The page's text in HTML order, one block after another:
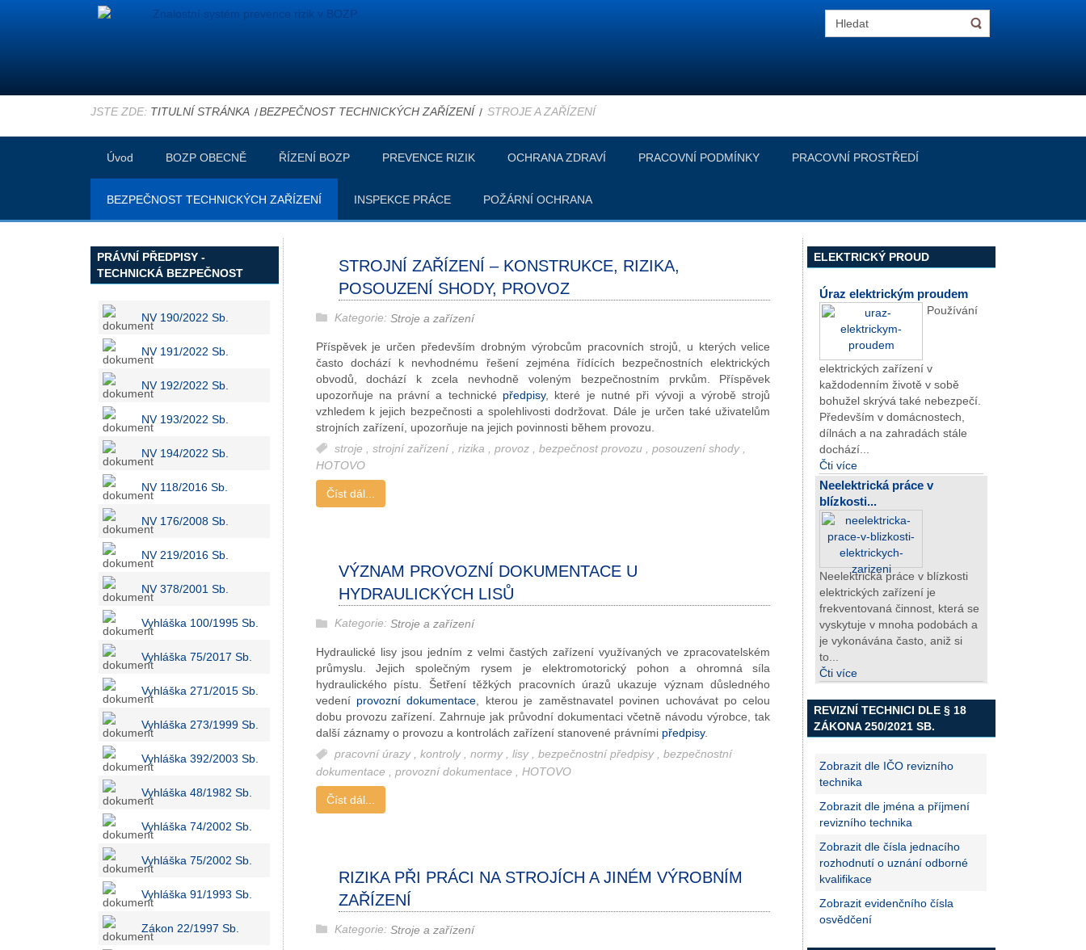
JSTE ZDE: TITULNÍ STRÁNKA BEZPEČNOST TECHNICKÝCH ZAŘÍZENÍ STROJE A ZAŘÍZENÍ
Úvod BOZP OBECNĚ ŘÍZENÍ BOZP PREVENCE RIZIK OCHRANA ZDRAVÍ PRACOVNÍ PODMÍNKY PRACOVNÍ PROSTŘEDÍ
BEZPEČNOST TECHNICKÝCH ZAŘÍZENÍ INSPEKCE PRÁCE POŽÁRNÍ OCHRANA
PRÁVNÍ PŘEDPISY -
TECHNICKÁ BEZPEČNOST
NV 190/2022 Sb.
NV 191/2022 Sb.
NV 192/2022 Sb.
NV 193/2022 Sb.
NV 194/2022 Sb.
NV 118/2016 Sb.
NV 176/2008 Sb.
NV 219/2016 Sb.
NV 378/2001 Sb.
Vyhláška 100/1995 Sb.
Vyhláška 75/2017 Sb.
Vyhláška 271/2015 Sb.
Vyhláška 273/1999 Sb.
Vyhláška 392/2003 Sb.
Vyhláška 48/1982 Sb.
Vyhláška 74/2002 Sb.
Vyhláška 75/2002 Sb.
Vyhláška 91/1993 Sb.
Zákon 22/1997 Sb.
STROJNÍ ZAŘÍZENÍ – KONSTRUKCE, RIZIKA,
POSOUZENÍ SHODY, PROVOZ
Kategorie: Stroje a zařízení
Příspěvek je určen především drobným výrobcům pracovních strojů, u kterých velice
často dochází k nevhodnému řešení zejména řídících bezpečnostních elektrických
obvodů, dochází k zcela nevhodně voleným bezpečnostním prvkům. Příspěvek
upozorňuje na právní a technické předpisy, které je nutné při vývoji a výrobě strojů
vzhledem k jejich bezpečnosti a spolehlivosti dodržovat. Dále je určen také uživatelům
strojních zařízení, upozorňuje na jejich povinnosti během provozu.
stroje
strojní zařízení rizika provoz bezpečnost provozu posouzení shody
HOTOVO
Číst dál...
VÝZNAM PROVOZNÍ DOKUMENTACE U
HYDRAULICKÝCH LISŮ
Kategorie: Stroje a zařízení
Hydraulické lisy jsou jedním z velmi častých zařízení využívaných ve zpracovatelském
průmyslu. Jejich společným rysem je elektromotorický pohon a ohromná síla
hydraulického pístu. Šetření těžkých pracovních úrazů ukazuje význam důsledného
vedení provozní dokumentace, kterou je zaměstnavatel povinen uchovávat po celou
dobu provozu zařízení. Zahrnuje jak průvodní dokumentaci včetně návodu výrobce, tak
další záznamy o provozu a kontrolách zařízení stanovené právními předpisy.
pracovní úrazy , kontroly , normy , lisy , bezpečnostní předpisy , bezpečnostní
dokumentace
provozní dokumentace HOTOVO
Číst dál...
RIZIKA PŘI PRÁCI NA STROJÍCH A JINÉM VÝROBNÍM
ZAŘÍZENÍ
Kategorie: Stroje a zařízení
ELEKTRICKÝ PROUD
Úraz elektrickým proudem
Používání
elektrických zařízení v
každodenním životě v sobě
bohužel skrývá také nebezpečí.
Především v domácnostech,
dílnách a na zahradách stále
dochází...
Čti více
Neelektrická práce v
blízkosti...
Neelektrická práce v blízkosti
elektrických zařízení je
frekventovaná činnost, která se
vyskytuje v mnoha podobách a
je vykonávána často, aniž si
to...
Čti více
REVIZNÍ TECHNICI DLE § 18
ZÁKONA 250/2021 SB.
Zobrazit dle IČO revizního
technika
Zobrazit dle jména a příjmení
revizního technika
Zobrazit dle čísla jednacího
rozhodnutí o uznání odborné
kvalifikace
Zobrazit evidenčního čísla
osvědčení